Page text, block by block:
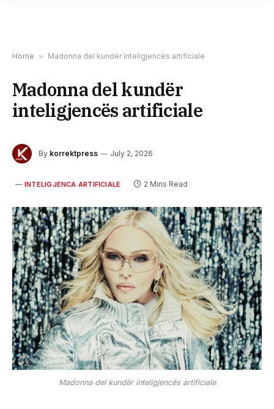
Home » Madonna del kundër inteligjencës artificiale
Madonna del kundër
inteligjencës artificiale
By korrektpress July 2, 2026
INTELIGJENCA ARTIFICIALE 2 Mins Read
Madonna del kundër inteligjencës artificiale